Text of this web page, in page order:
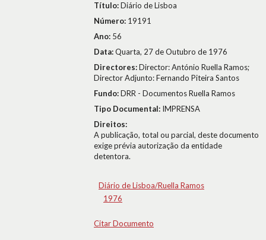
Título:Diário de Lisboa
Número: 19191
Ano: 56
Data:Quarta, 27 de Outubro de 1976
Directores:Director: António Ruella Ramos;
Director Adjunto: Fernando Piteira Santos
Fundo:DRR - Documentos Ruella Ramos
Tipo Documental: IMPRENSA
Direitos:
A publicação, total ou parcial, deste documento
exige prévia autorização da entidade
detentora.
Diário de Lisboa/Ruella Ramos
1976
Citar Documento